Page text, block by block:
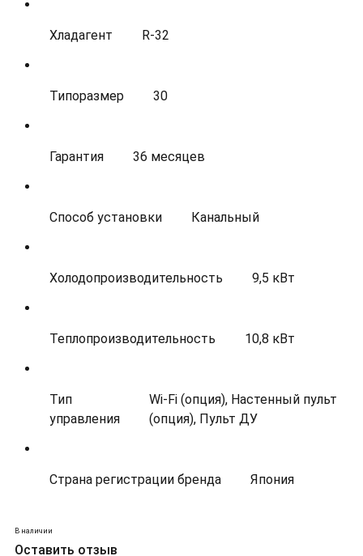
Хладагент R-32
Типоразмер 30
Гарантия 36 месяцев
Способ установки Канальный
Холодопроизводительность 9,5 кВт
Теплопроизводительность 10,8 кВт
Тип
управления
Wi-Fi (опция), Настенный пульт
(опция), Пульт ДУ
Страна регистрации бренда Япония
В наличии
Оставить отзыв